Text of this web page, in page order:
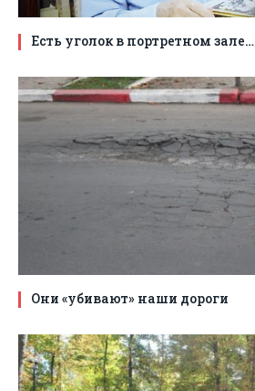
Есть уголок в портретном зале…
Они «убивают» наши дороги